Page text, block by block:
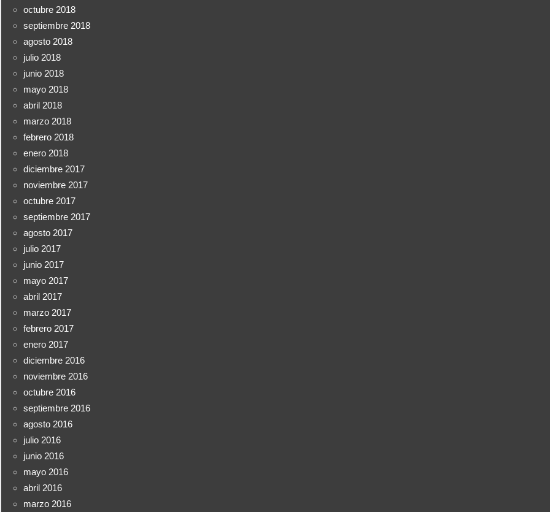
octubre 2018
septiembre 2018
agosto 2018
julio 2018
junio 2018
mayo 2018
abril 2018
marzo 2018
febrero 2018
enero 2018
diciembre 2017
noviembre 2017
octubre 2017
septiembre 2017
agosto 2017
julio 2017
junio 2017
mayo 2017
abril 2017
marzo 2017
febrero 2017
enero 2017
diciembre 2016
noviembre 2016
octubre 2016
septiembre 2016
agosto 2016
julio 2016
junio 2016
mayo 2016
abril 2016
marzo 2016